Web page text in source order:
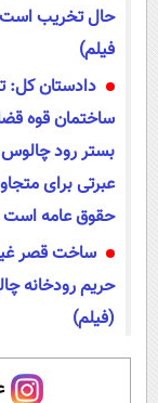
حال تخریب
فیلم)
دادستان کل:
ساختمان قوه
بستر رود
عبرتی برای
حقوق عامه است
ساخت قصر
حریم رودخانه
(فیلم)